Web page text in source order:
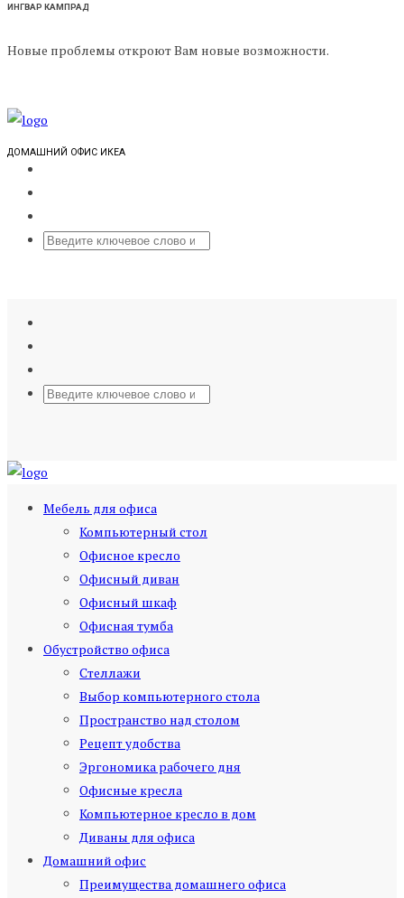
ИНГВАР КАМПРАД
Новые проблемы откроют Вам новые возможности.
ДОМАШНИЙ ОФИС ИКЕА
Мебель для офиса
Компьютерный стол
Офисное кресло
Офисный диван
Офисный шкаф
Офисная тумба
Обустройство офиса
Стеллажи
Выбор компьютерного стола
Пространство над столом
Рецепт удобства
Эргономика рабочего дня
Офисные кресла
Компьютерное кресло в дом
Диваны для офиса
Домашний офис
Преимущества домашнего офиса